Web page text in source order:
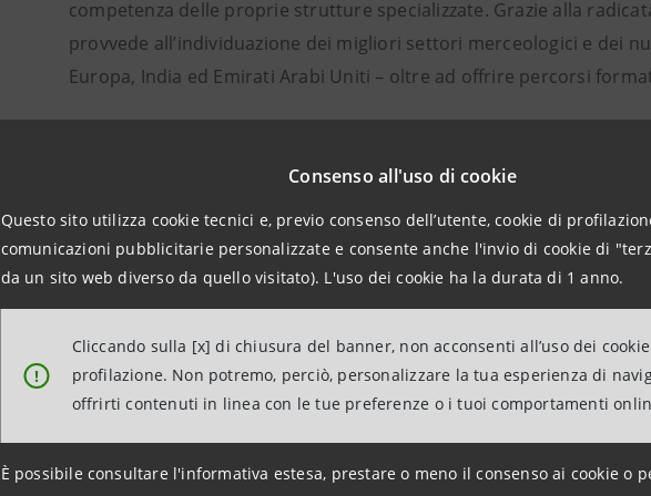
Consenso all'uso di cookie
Questo sito utilizza cookie tecnici e, previo consenso dell’utente, cookie di
comunicazioni pubblicitarie personalizzate e consente anche l'invio di cookie di
da un sito web diverso da quello visitato). L'uso dei cookie ha la durata di 1 anno.
!
Cliccando sulla [x] di chiusura del banner, non acconsenti all’uso dei
profilazione. Non potremo, perciò, personalizzare la tua esperienza di
offrirti contenuti in linea con le tue preferenze o i tuoi comportamenti
È possibile consultare l'informativa estesa, prestare o meno il consenso ai cookie o
competenza delle proprie strutture specializzate. Grazie alla
provvede all’individuazione dei migliori settori merceologici e dei
Europa, India ed Emirati Arabi Uniti – oltre ad offrire percorsi
-Progresso digitale e Sicurezza
Processi e competenze digitali sono strategici per la
sicurezza adeguati per la tutela del cliente, dell’impresa e della
business la Banca ha messo a puntostrumenti di protezione e
propri partner e ai Laboratori ESG presenti in tutta Italia, Intesa
formazione digitale qualificata.
Giuseppe Nargi,
finanziarie e strumenti dedicati ad accompagnare le scelte di
Transizione 5.0 alle imprese delle nostre aree. Il costante impegno di
è nei numeri: nei primi tre mesi di quest’anno abbiamo erogato alle